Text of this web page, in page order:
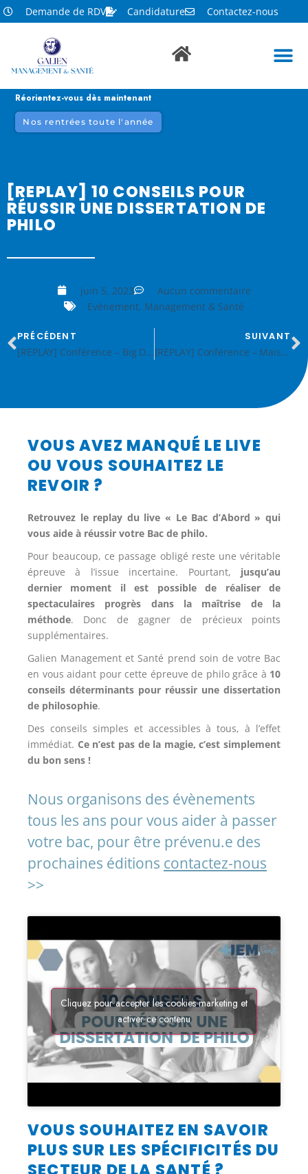
Demande de RDV Candidature Contactez-nous
Réorientez-vous dès maintenant
Nos rentrées toute l'année
[REPLAY] 10 CONSEILS POUR
RÉUSSIR UNE DISSERTATION DE
PHILO
juin 5, 2023
Aucun commentaire
Evènement, Management & Santé
PRÉCÉDENT
[REPLAY] Conférence – Big Data et Santé, les enjeux éthiques
SUIVANT
[REPLAY] Conférence – Maisons de santé, s’unir pour mieux agir
VOUS AVEZ MANQUÉ LE LIVE
OU VOUS SOUHAITEZ LE
REVOIR ?
Retrouvez le replay du live « Le Bac d’Abord » qui
vous aide à réussir votre Bac de philo.
Pour beaucoup, ce passage obligé reste une véritable
épreuve à l’issue incertaine. Pourtant, jusqu’au
dernier moment il est possible de réaliser de
spectaculaires progrès dans la maîtrise de la
méthode. Donc de gagner de précieux points
supplémentaires.
Galien Management et Santé prend soin de votre Bac
en vous aidant pour cette épreuve de philo grâce à 10
conseils déterminants pour réussir une dissertation
de philosophie.
Des conseils simples et accessibles à tous, à l’effet
immédiat. Ce n’est pas de la magie, c’est simplement
du bon sens !
Nous organisons des évènements
tous les ans pour vous aider à passer
votre bac, pour être prévenu.e des
prochaines éditions contactez-nous
>>
Cliquez pour accepter les cookies marketing et
activer ce contenu
VOUS SOUHAITEZ EN SAVOIR
PLUS SUR LES SPÉCIFICITÉS DU